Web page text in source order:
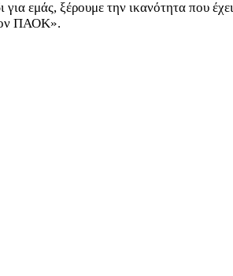
για εμάς, ξέρουμε την ικανότητα που
ΠΑΟΚ».